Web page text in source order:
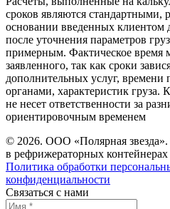
сроков являются стандартными,
основании введенных клиентом
после уточнения параметров
примерным. Фактическое время
заявленного, так как сроки
дополнительных услуг,
органами, характеристик груза.
не несет ответственности за
ориентировочным временем
© 2026. ООО «Полярная
в рефрижераторных контейнерах
Политика обработки
конфиденциальности
Связаться с нами